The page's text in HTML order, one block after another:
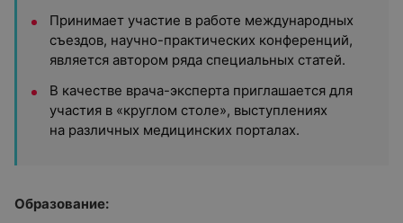
Принимает участие в работе международных
съездов, научно-практических конференций,
является автором ряда специальных статей.
В качестве врача-эксперта приглашается для
участия в «круглом столе», выступлениях
на различных медицинских порталах.
Образование: